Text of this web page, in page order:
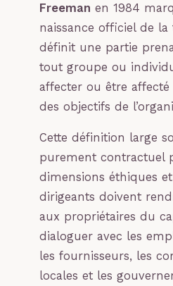
Freeman en 1984
naissance officiel de la
définit une partie
tout groupe ou
affecter ou être
des objectifs de
Cette définition large
purement contractuel
dimensions éthiques
dirigeants doivent
aux propriétaires du
dialoguer avec les
les fournisseurs, les
locales et les